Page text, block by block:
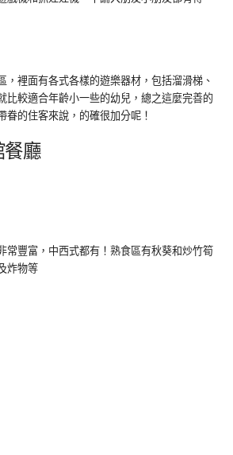
，裡面有各式各樣的遊樂器材，包括溜滑梯、
比較適合年齡小一些的幼兒，總之這麼完善的
眷的住客來說，的確很加分呢！
廳
常豐富，中西式都有！熟食區有秋葵和炒竹筍
炸物等